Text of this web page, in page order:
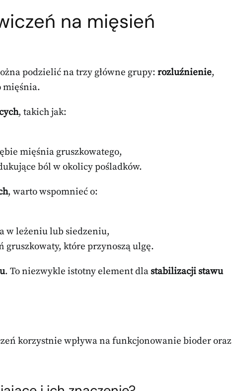
na mięsień
podzielić na trzy główne grupy: rozluźnienie,
mięśnia.
, takich jak:
mięśnia gruszkowatego,
ból w okolicy pośladków.
, warto wspomnieć o:
w leżeniu lub siedzeniu,
gruszkowaty, które przynoszą ulgę.
. To niezwykle istotny element dla stabilizacji stawu
korzystnie wpływa na funkcjonowanie bioder oraz